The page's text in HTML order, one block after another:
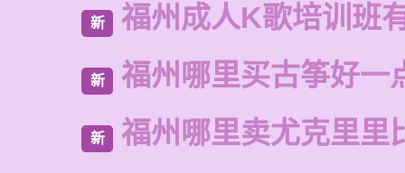
新 福州成人K歌培训班
新 福州哪里买古筝好一
新 福州哪里卖尤克里里